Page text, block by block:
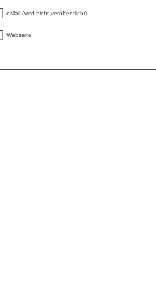
eMail (wird nicht veröffentlicht)
Webseite